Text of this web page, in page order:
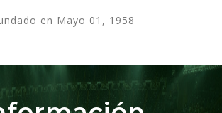
en Mayo 01, 1958